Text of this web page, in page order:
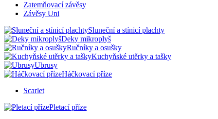
Zatemňovací závěsy
Závěsy Uni
Sluneční a stínicí plachty
Deky mikroplyš
Ručníky a osušky
Kuchyňské utěrky a tašky
Ubrusy
Háčkovací příze
Scarlet
Pletací příze